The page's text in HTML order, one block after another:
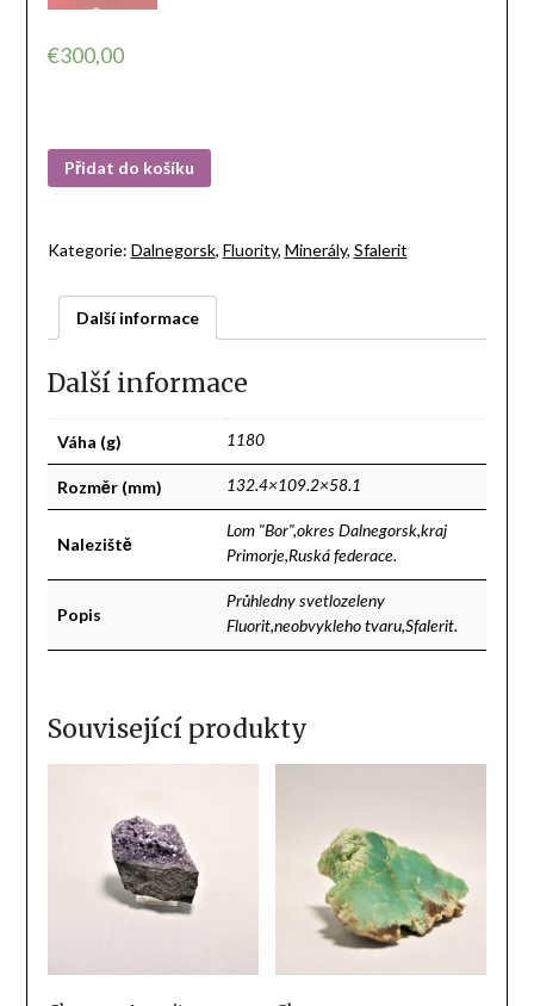
€300,00
Přidat do košíku
Kategorie: Dalnegorsk, Fluority, Minerály, Sfalerit
Další informace
Další informace
Váha (g) 1180
Rozměr (mm) 132.4×109.2×58.1
Naleziště
Lom "Bor",okres Dalnegorsk,kraj
Primorje,Ruská federace.
Popis
Průhledny svetlozeleny
Fluorit,neobvykleho tvaru,Sfalerit.
Související produkty